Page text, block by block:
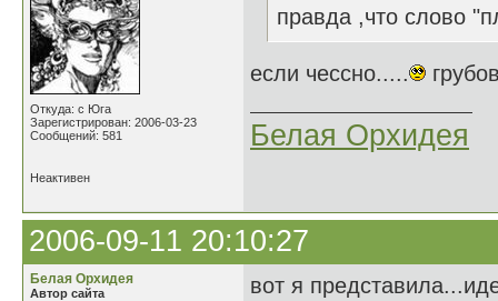
Откуда: с Юга
Зарегистрирован: 2006-03-23
Сообщений: 581
правда ,что слово
если чессно.....
Белая Орхидея
Неактивен
2006-09-11 20:10:27
Белая Орхидея
Автор сайта
вот я